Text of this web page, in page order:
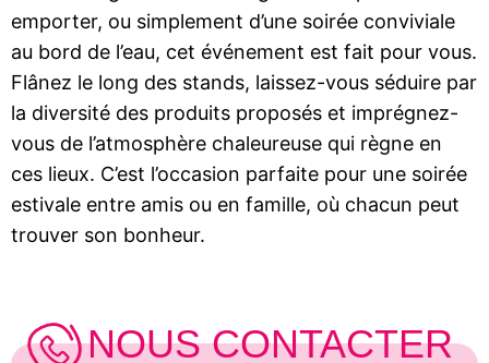
emporter, ou simplement d’une soirée conviviale
au bord de l’eau, cet événement est fait pour vous.
Flânez le long des stands, laissez-vous séduire par
la diversité des produits proposés et imprégnez-
vous de l’atmosphère chaleureuse qui règne en
ces lieux. C’est l’occasion parfaite pour une soirée
estivale entre amis ou en famille, où chacun peut
trouver son bonheur.
NOUS CONTACTER